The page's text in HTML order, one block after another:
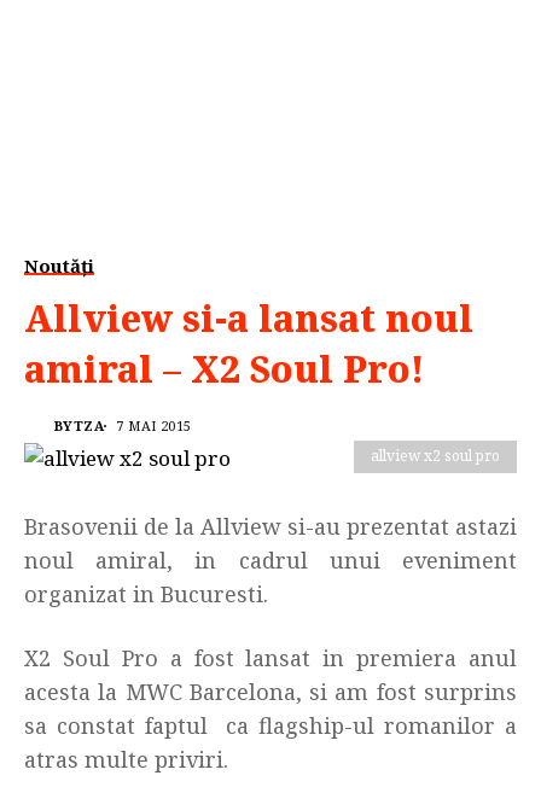
Noutăți
Allview si-a lansat noul
amiral – X2 Soul Pro!
BYTZA 7 MAI 2015
allview x2 soul pro
Brasovenii de la Allview si-au prezentat astazi
noul amiral, in cadrul unui eveniment
organizat in Bucuresti.
X2 Soul Pro a fost lansat in premiera anul
acesta la MWC Barcelona, si am fost surprins
sa constat faptul ca flagship-ul romanilor a
atras multe priviri.